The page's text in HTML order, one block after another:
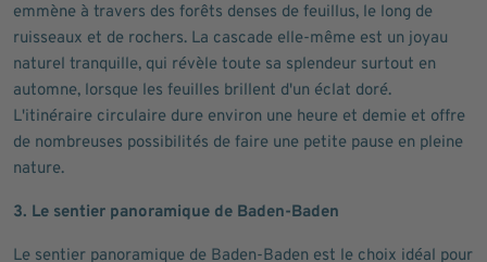
emmène à travers des forêts denses de feuillus, le long de
ruisseaux et de rochers. La cascade elle-même est un joyau
naturel tranquille, qui révèle toute sa splendeur surtout en
automne, lorsque les feuilles brillent d'un éclat doré.
L'itinéraire circulaire dure environ une heure et demie et offre
de nombreuses possibilités de faire une petite pause en pleine
nature.
3. Le sentier panoramique de Baden-Baden
Le sentier panoramique de Baden-Baden est le choix idéal pour